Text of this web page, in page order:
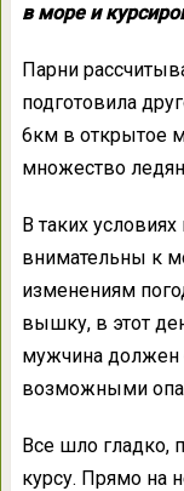
в море и
Парни
подготовила
6км в открытое
множество
В таких
внимательны к
изменениям
вышку, в этот
мужчина
возможными
Все шло гладко,
курсу. Прямо на